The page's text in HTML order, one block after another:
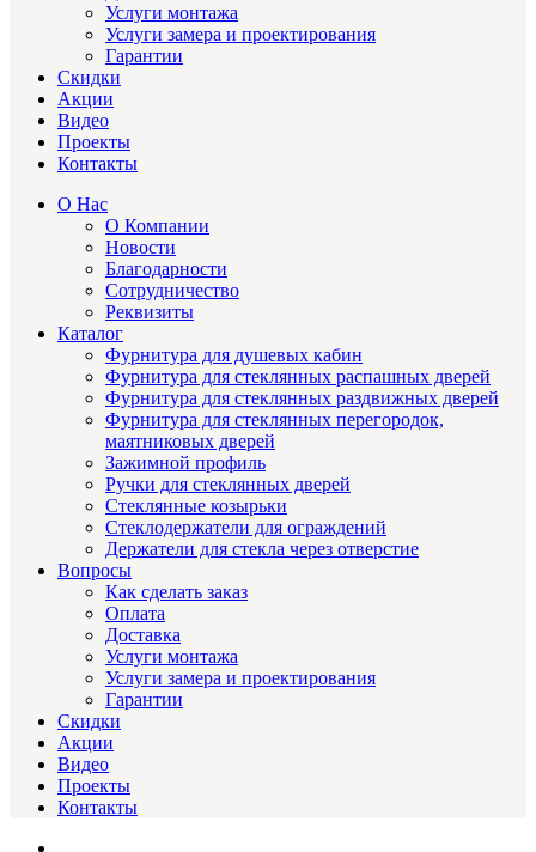
Услуги монтажа
Услуги замера и проектирования
Гарантии
Скидки
Акции
Видео
Проекты
Контакты
О Нас
О Компании
Новости
Благодарности
Сотрудничество
Реквизиты
Каталог
Фурнитура для душевых кабин
Фурнитура для стеклянных распашных дверей
Фурнитура для стеклянных раздвижных дверей
Фурнитура для стеклянных перегородок,
маятниковых дверей
Зажимной профиль
Ручки для стеклянных дверей
Стеклянные козырьки
Стеклодержатели для ограждений
Держатели для стекла через отверстие
Вопросы
Как сделать заказ
Оплата
Доставка
Услуги монтажа
Услуги замера и проектирования
Гарантии
Скидки
Акции
Видео
Проекты
Контакты